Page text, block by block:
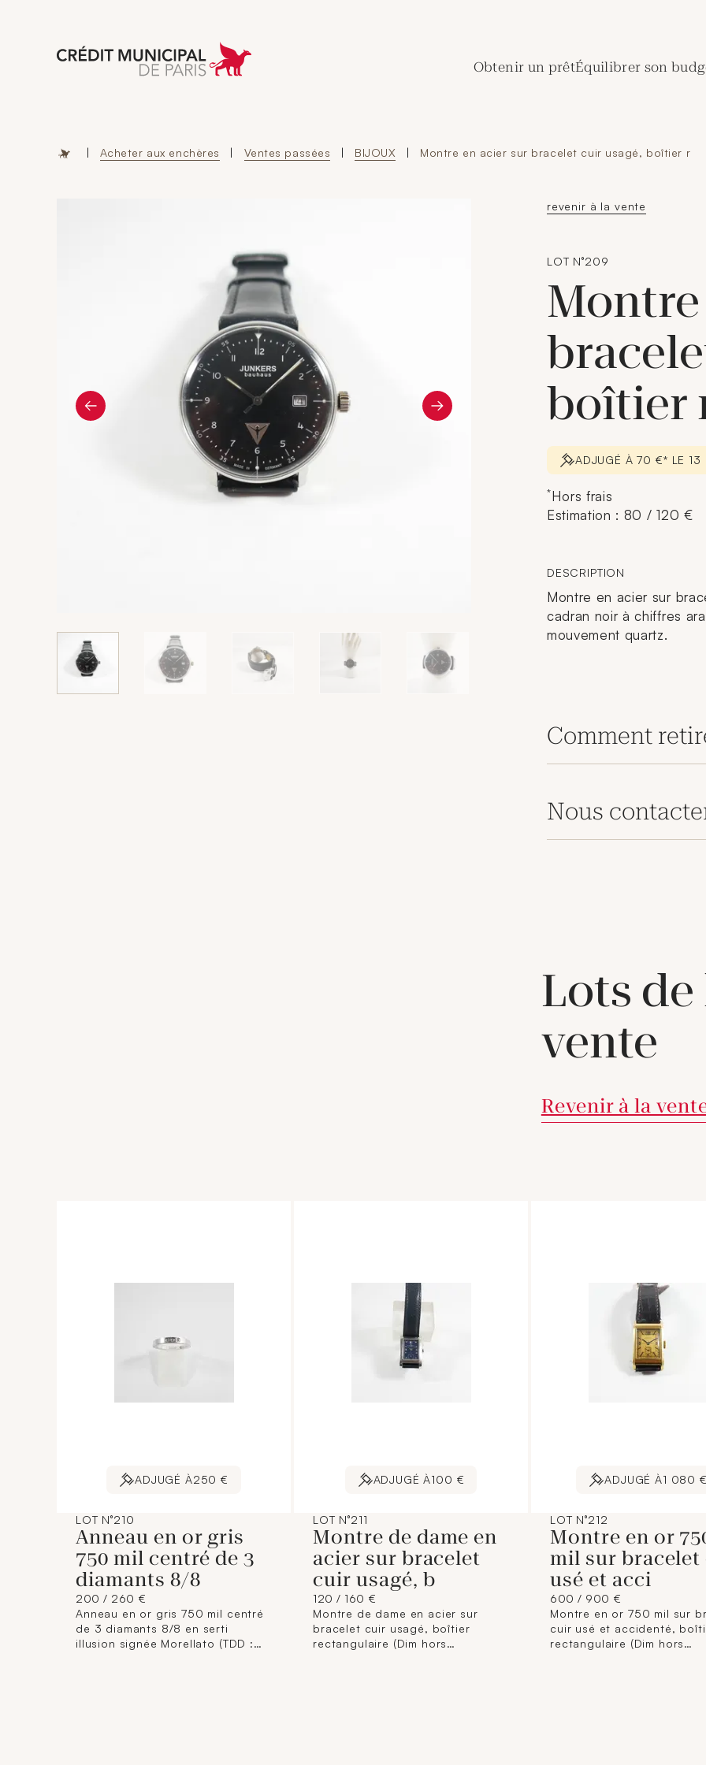
Aller à l'accueil de Crédit Municipal de Paris
Obtenir un prêtÉquilibrer son
| Acheter aux enchères | Ventes passées | BIJOUX | Montre en acier sur bracelet cuir usagé, boîtier r
revenir à la vente
LOT N°209
boîtier
ADJUGÉ À 70 €* LE
*Hors frais
Estimation : 80 / 120 €
DESCRIPTION
Montre en acier sur
cadran noir à chiffres
mouvement quartz.
Comment
Nous
Lots de
vente
Revenir à la
ADJUGÉ À250 €
LOT N°210
Anneau en or gris
750 mil centré de 3
diamants 8/8
200 / 260 €
Anneau en or gris 750 mil centré
de 3 diamants 8/8 en serti
illusion signée Morellato (TDD :
ADJUGÉ À100 €
LOT N°211
Montre de dame en
acier sur bracelet
cuir usagé, b
120 / 160 €
Montre de dame en acier sur
bracelet cuir usagé, boîtier
rectangulaire (Dim hors
ADJUGÉ À1 080
LOT N°212
Montre en or
mil sur
usé et acci
600 / 900 €
Montre en or 750 mil sur
cuir usé et accidenté,
rectangulaire (Dim hors